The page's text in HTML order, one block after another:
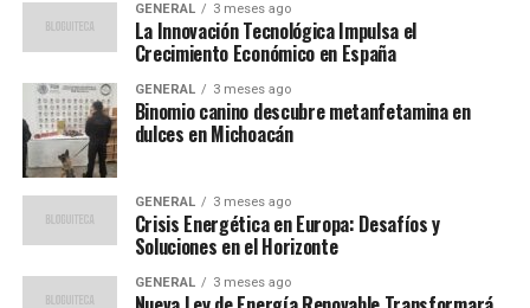
adecuadamente, pueden resultar contraproducentes”.
Anthony C. Klotz, profesor de Comportamiento
Organizacional en la UCL School of Management de
Londres, señala que “los rituales que generan presión
para mostrar entusiasmo falso pueden resultar en una
desconexión emocional de los empleados”. Este
fenómeno es particularmente relevante en contextos
donde los empleados ya están lidiando con estrés o
incertidumbre laboral.
GENERAL 3 meses ago
La Innovación Tecnológica Impulsa el
Crecimiento Económico en España
GENERAL 3 meses ago
Binomio canino descubre metanfetamina en
dulces en Michoacán
GENERAL 3 meses ago
Crisis Energética en Europa: Desafíos y
Soluciones en el Horizonte
GENERAL 3 meses ago